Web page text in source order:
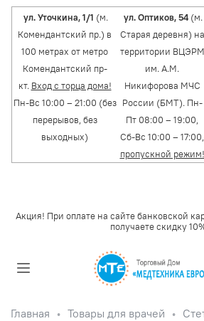
ул. Уточкина, 1/1 (м.
Комендантский пр.) в
100 метрах от метро
Комендантский пр-
кт. Вход с торца дома!
Пн-Вс 10:00 – 21:00 (без
перерывов, без
выходных)
ул. Оптиков, 54 (м.
Старая деревня) на
территории ВЦЭРМ
им. А.М.
Никифорова МЧС
России (БМТ). Пн-
Пт 08:00 – 19:00,
Сб-Вс 10:00 – 17:00,
пропускной режим!
Акция! При оплате на сайте банковской
получаете скидку
Главная Товары для врачей